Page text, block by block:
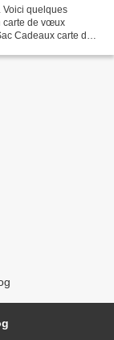
Voici quelques
carte de vœux
Cadeaux carte de